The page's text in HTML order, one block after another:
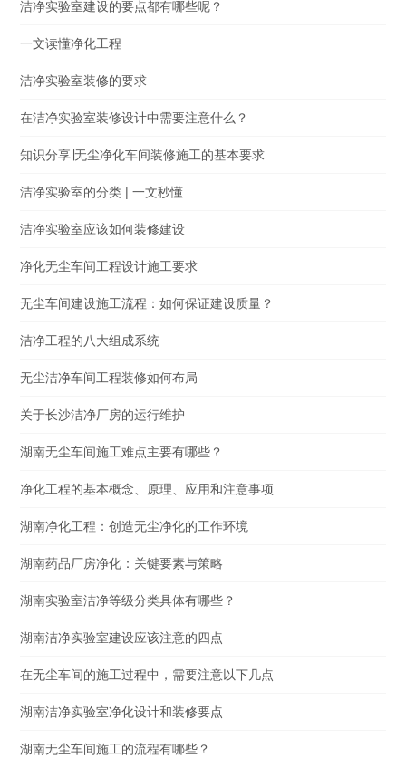
洁净实验室建设的要点都有哪些呢？
一文读懂净化工程
洁净实验室装修的要求
在洁净实验室装修设计中需要注意什么？
知识分享∣无尘净化车间装修施工的基本要求
洁净实验室的分类 | 一文秒懂
洁净实验室应该如何装修建设
净化无尘车间工程设计施工要求
无尘车间建设施工流程：如何保证建设质量？
洁净工程的八大组成系统
无尘洁净车间工程装修如何布局
关于长沙洁净厂房的运行维护
湖南无尘车间施工难点主要有哪些？
净化工程的基本概念、原理、应用和注意事项
湖南净化工程：创造无尘净化的工作环境
湖南药品厂房净化：关键要素与策略
湖南实验室洁净等级分类具体有哪些？
湖南洁净实验室建设应该注意的四点
在无尘车间的施工过程中，需要注意以下几点
湖南洁净实验室净化设计和装修要点
湖南无尘车间施工的流程有哪些？